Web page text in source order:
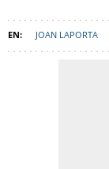
JOAN LAPORTA